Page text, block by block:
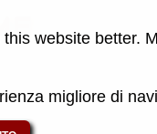
website better.
migliore di